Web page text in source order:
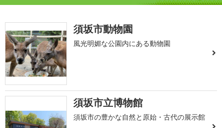
須坂市動物園
風光明媚な公園内にある動物園
須坂市立博物館
須坂市の豊かな自然と原始・古代の展示館